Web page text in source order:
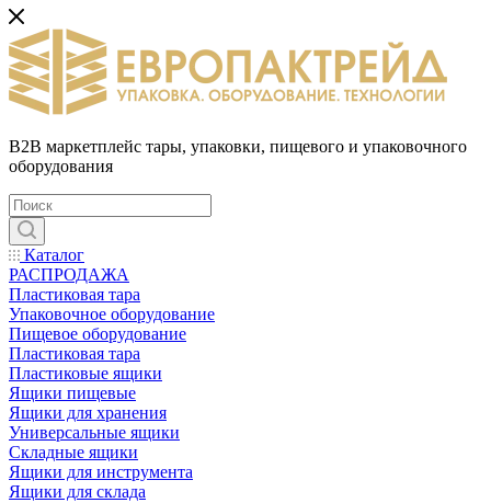
B2B маркетплейс тары, упаковки, пищевого и упаковочного
оборудования
Каталог
РАСПРОДАЖА
Пластиковая тара
Упаковочное оборудование
Пищевое оборудование
Пластиковая тара
Пластиковые ящики
Ящики пищевые
Ящики для хранения
Универсальные ящики
Складные ящики
Ящики для инструмента
Ящики для склада